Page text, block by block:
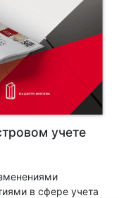
учете
в сфере учета